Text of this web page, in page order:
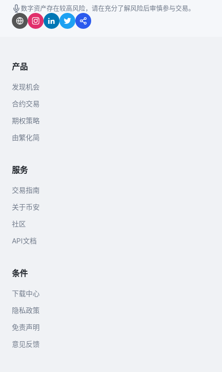
数字资产存在较高风险，请在充分了解风险后审慎参与交易。
产品
发现机会
合约交易
期权策略
由繁化简
服务
交易指南
关于币安
社区
API文档
条件
下载中心
隐私政策
免责声明
意见反馈